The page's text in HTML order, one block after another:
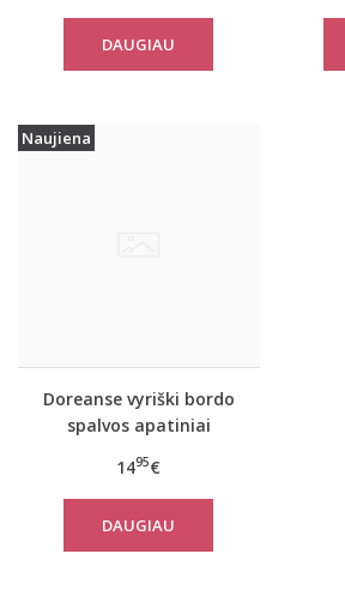
DAUGIAU
Naujiena
Doreanse vyriški bordo
spalvos apatiniai
1495€
DAUGIAU